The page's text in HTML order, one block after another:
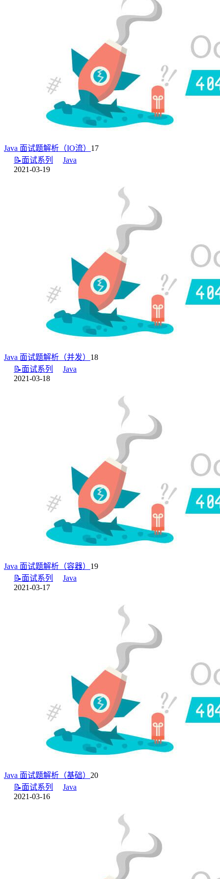
Java 面试题解析（IO流） 17
📝面试系列
Java
2021-03-19
Java 面试题解析（并发） 18
📝面试系列
Java
2021-03-18
Java 面试题解析（容器） 19
📝面试系列
Java
2021-03-17
Java 面试题解析（基础） 20
📝面试系列
Java
2021-03-16